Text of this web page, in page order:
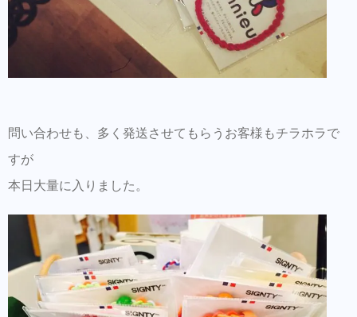
問い合わせも、多く発送させてもらうお客様もチラホラで
すが
本日大量に入りました。